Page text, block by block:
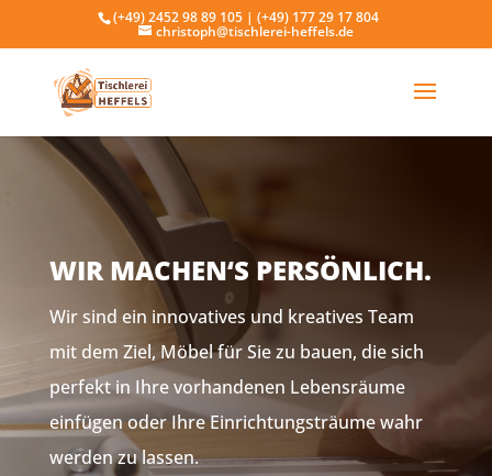
(+49) 2452 98 89 105 | (+49) 177 29 17 804
christoph@tischlerei-heffels.de
WIR MACHEN‘S PERSÖNLICH.
Wir sind ein innovatives und kreatives Team
mit dem Ziel, Möbel für Sie zu bauen, die sich
perfekt in Ihre vorhandenen Lebensräume
einfügen oder Ihre Einrichtungsträume wahr
werden zu lassen.